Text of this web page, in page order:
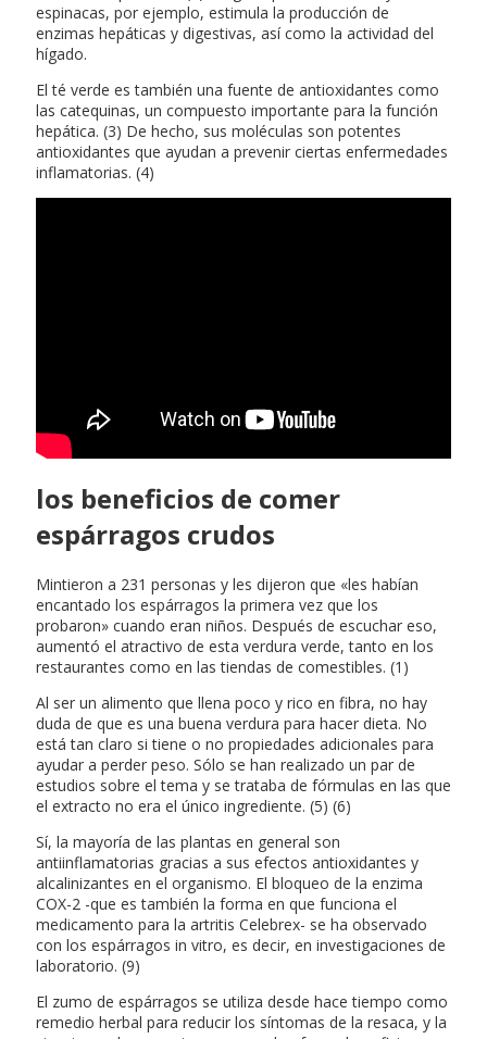
espinacas, por ejemplo, estimula la producción de
enzimas hepáticas y digestivas, así como la actividad del
hígado.
El té verde es también una fuente de antioxidantes como
las catequinas, un compuesto importante para la función
hepática. (3) De hecho, sus moléculas son potentes
antioxidantes que ayudan a prevenir ciertas enfermedades
inflamatorias. (4)
los beneficios de comer
espárragos crudos
Mintieron a 231 personas y les dijeron que «les habían
encantado los espárragos la primera vez que los
probaron» cuando eran niños. Después de escuchar eso,
aumentó el atractivo de esta verdura verde, tanto en los
restaurantes como en las tiendas de comestibles. (1)
Al ser un alimento que llena poco y rico en fibra, no hay
duda de que es una buena verdura para hacer dieta. No
está tan claro si tiene o no propiedades adicionales para
ayudar a perder peso. Sólo se han realizado un par de
estudios sobre el tema y se trataba de fórmulas en las que
el extracto no era el único ingrediente. (5) (6)
Sí, la mayoría de las plantas en general son
antiinflamatorias gracias a sus efectos antioxidantes y
alcalinizantes en el organismo. El bloqueo de la enzima
COX-2 -que es también la forma en que funciona el
medicamento para la artritis Celebrex- se ha observado
con los espárragos in vitro, es decir, en investigaciones de
laboratorio. (9)
El zumo de espárragos se utiliza desde hace tiempo como
remedio herbal para reducir los síntomas de la resaca, y la